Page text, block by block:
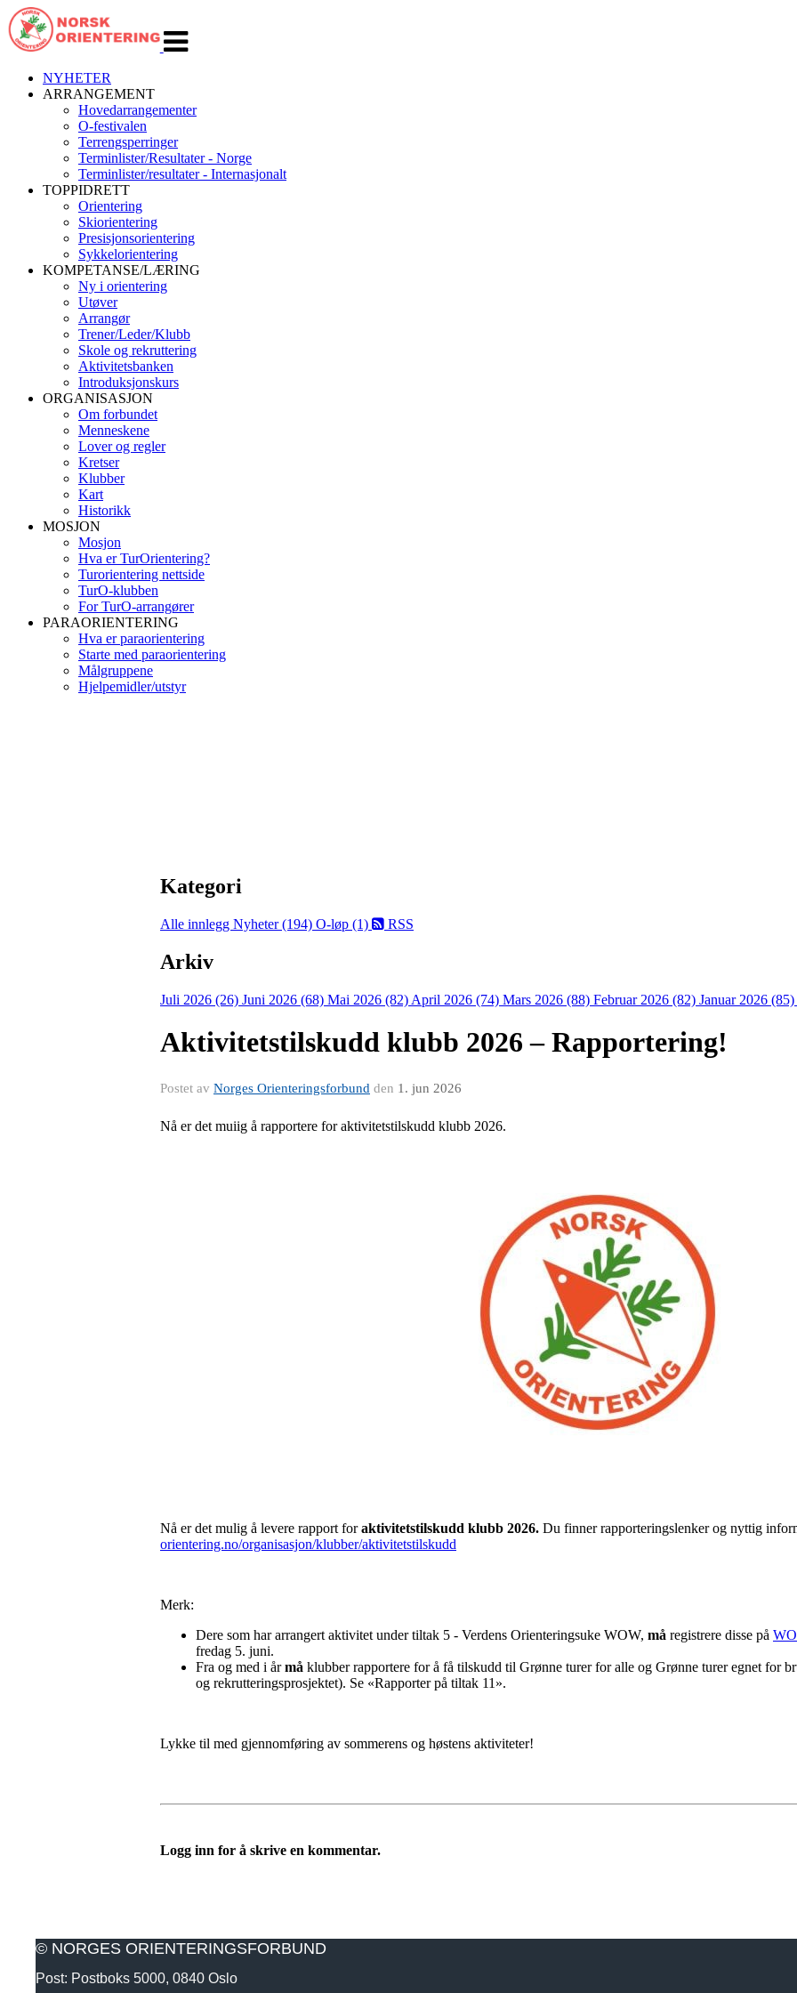
navigasjon
NYHETER
ARRANGEMENT
Hovedarrangementer
O-festivalen
Terrengsperringer
Terminlister/Resultater - Norge
Terminlister/resultater - Internasjonalt
TOPPIDRETT
Orientering
Skiorientering
Presisjonsorientering
Sykkelorientering
KOMPETANSE/LÆRING
Ny i orientering
Utøver
Arrangør
Trener/Leder/Klubb
Skole og rekruttering
Aktivitetsbanken
Introduksjonskurs
ORGANISASJON
Om forbundet
Menneskene
Lover og regler
Kretser
Klubber
Kart
Historikk
MOSJON
Mosjon
Hva er TurOrientering?
Turorientering nettside
TurO-klubben
For TurO-arrangører
PARAORIENTERING
Hva er paraorientering
Starte med paraorientering
Målgruppene
Hjelpemidler/utstyr
Kategori
Alle innlegg Nyheter (194) O-løp (1) RSS
Arkiv
Juli 2026 (26) Juni 2026 (68) Mai 2026 (82) April 2026 (74) Mars 2026 (88) Februar 2026 (82) Januar 2026 (85)
Aktivitetstilskudd klubb 2026 – Rapportering!
Postet av Norges Orienteringsforbund den 1. jun 2026
Nå er det muiig å rapportere for aktivitetstilskudd klubb 2026.
Nå er det mulig å levere rapport foraktivitetstilskudd klubb 2026. Du finner rapporteringslenker og nyttig
orientering.no/organisasjon/klubber/aktivitetstilskudd
Merk:
Dere som har arrangert aktivitet under tiltak 5 - Verdens Orienteringsuke WOW, må registrere disse på
fredag 5. juni.
Fra og med i årmå klubber rapportere for å få tilskudd til Grønne turer for alle og Grønne turer egnet for
og rekrutteringsprosjektet). Se «Rapporter på tiltak 11».
Lykke til med gjennomføring av sommerens og høstens aktiviteter!
Logg inn for å skrive en kommentar.
© NORGES ORIENTERINGSFORBUND
Post: Postboks 5000, 0840 Oslo